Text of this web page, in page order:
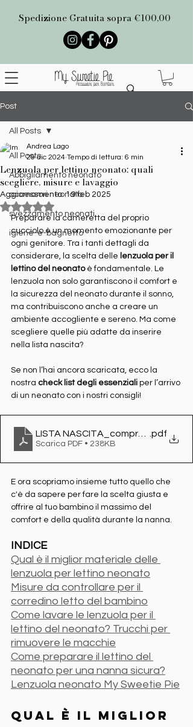
Spedizione Gratuita sopra €100,00
Post
All Posts
Abbigliamento neonato
accessori neonato
svezzamento neonati
igiene-e-bagnetto
All Posts
Lenzuola per lettino neonato: quali
scegliere, misure e lavaggio
Andrea Lago
29 dic 2024 Tempo di lettura: 6 min
Aggiornamento:19 feb 2025
Valutazione NaN stelle su 5.
Preparare la cameretta del proprio
cucciolo è un momento emozionante per
ogni genitore. Tra i tanti dettagli da
considerare, la scelta delle lenzuola per il
lettino del neonato è fondamentale. Le
lenzuola non solo garantiscono il comfort e
la sicurezza del neonato durante il sonno,
ma contribuiscono anche a creare un
ambiente accogliente e sereno. Ma come
scegliere quelle più adatte da inserire
nella lista nascita?
Se non l’hai ancora scaricata, ecco la
nostra check list degli essenziali per l’arrivo
di un neonato con i nostri consigli!
LISTA NASCITA_compressed
.pdf
Scarica PDF • 238KB
E ora scopriamo insieme tutto quello che
c'è da sapere per fare la scelta giusta e
offrire al tuo bambino il massimo del
comfort e della qualità durante la nanna.
INDICE
Qual è il miglior materiale delle
lenzuola per lettino neonato
Misure da controllare per il
corredino letto del bambino
Come lavare le lenzuola per il
lettino del neonato? Trucchi per
rimuovere le macchie
Come preparare il lettino del
neonato per una nanna sicura?
Lenzuola neonato My Sweetie Pie
Qual è il miglior